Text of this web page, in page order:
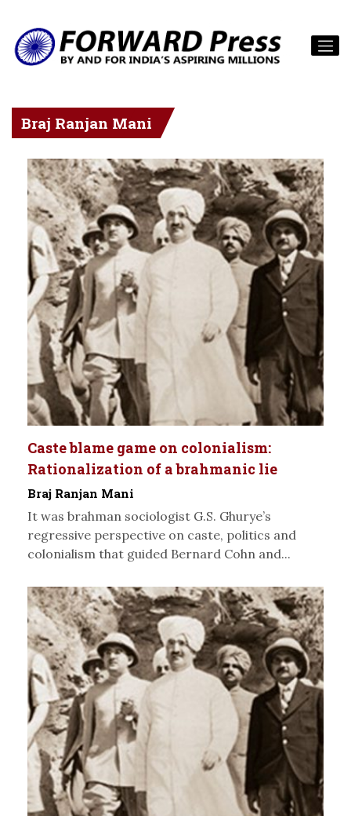
Braj Ranjan Mani
Caste blame game on colonialism:
Rationalization of a brahmanic lie
Braj Ranjan Mani
It was brahman sociologist G.S. Ghurye’s
regressive perspective on caste, politics and
colonialism that guided Bernard Cohn and...